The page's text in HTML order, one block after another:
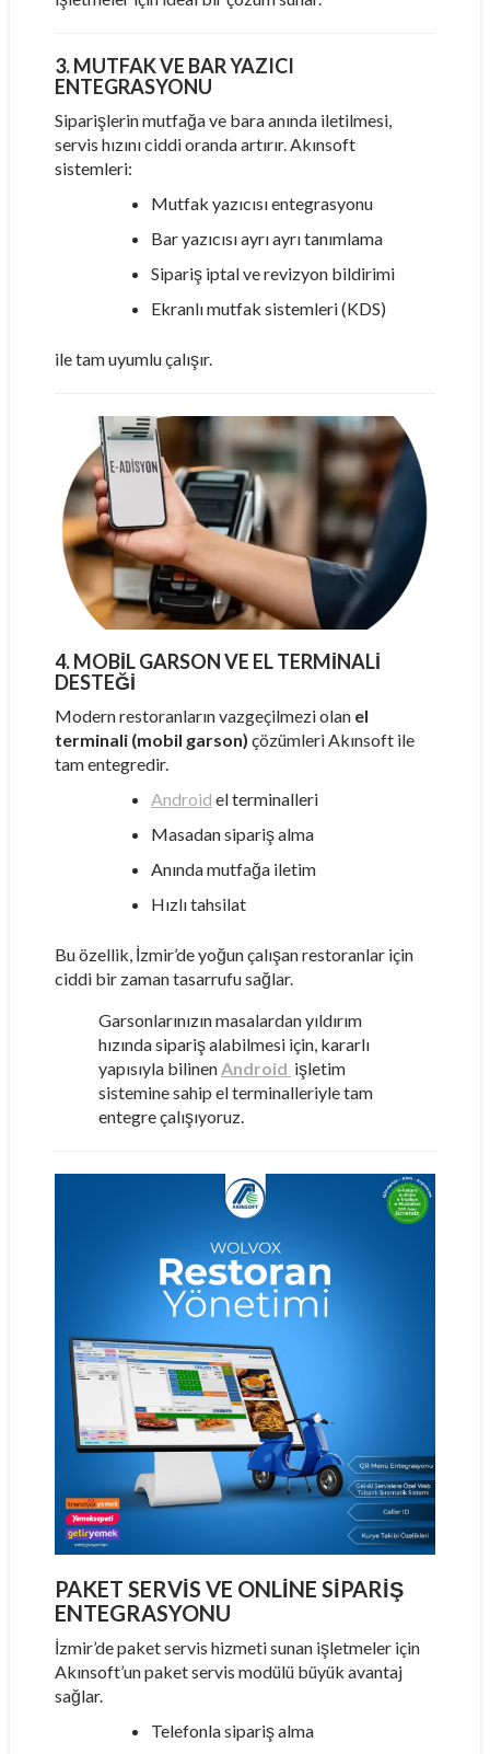
3. MUTFAK VE BAR YAZICI
ENTEGRASYONU
Siparişlerin mutfağa ve bara anında iletilmesi,
servis hızını ciddi oranda artırır. Akınsoft
sistemleri:
Mutfak yazıcısı entegrasyonu
Bar yazıcısı ayrı ayrı tanımlama
Sipariş iptal ve revizyon bildirimi
Ekranlı mutfak sistemleri (KDS)
ile tam uyumlu çalışır.
4. MOBIL GARSON VE EL TERMINALI
DESTEĞI
Modern restoranların vazgeçilmezi olan el
terminali (mobil garson) çözümleri Akınsoft ile
tam entegredir.
Android el terminalleri
Masadan sipariş alma
Anında mutfağa iletim
Hızlı tahsilat
Bu özellik, İzmir’de yoğun çalışan restoranlar için
ciddi bir zaman tasarrufu sağlar.
Garsonlarınızın masalardan yıldırım
hızında sipariş alabilmesi için, kararlı
yapısıyla bilinen Android işletim
sistemine sahip el terminalleriyle tam
entegre çalışıyoruz.
PAKET SERVIS VE ONLINE SIPARIŞ
ENTEGRASYONU
İzmir’de paket servis hizmeti sunan işletmeler için
Akınsoft’un paket servis modülü büyük avantaj
sağlar.
Telefonla sipariş alma